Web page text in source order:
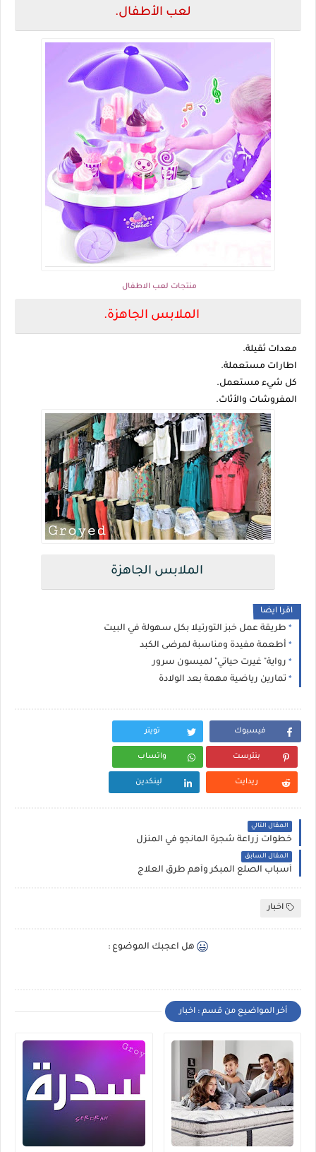
لعب الأطفال.
منتجات لعب الاطفال
الملابس الجاهزة.
معدات ثقيلة.
اطارات مستعملة.
كل شيء مستعمل.
المفروشات والأثاث.
الملابس الجاهزة
اقرا ايضا
طريقة عمل خبز التورتيلا بكل سهولة في البيت
أطعمة مفيدة ومناسبة لمرضى الكبد
رواية" غيرت حياتي" لميسون سرور
تمارين رياضية مهمة بعد الولادة
فيسبوك تويتر
بنترست واتساب
ريدايت لينكدين
المقال التالي
خطوات زراعة شجرة المانجو في المنزل
المقال السابق
أسباب الصلع المبكر وأهم طرق العلاج
اخبار
هل اعجبك الموضوع :
أخر المواضيع من قسم : اخبار